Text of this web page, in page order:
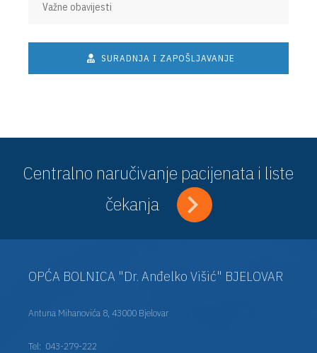
Važne obavijesti
SURADNJA I ZAPOŠLJAVANJE
Centralno naručivanje pacijenata i liste
čekanja
OPĆA BOLNICA "Dr. Anđelko Višić" BJELOVAR
Antuna Mihanovića 8, 43000 Bjelovar
Tel: 043-279-222